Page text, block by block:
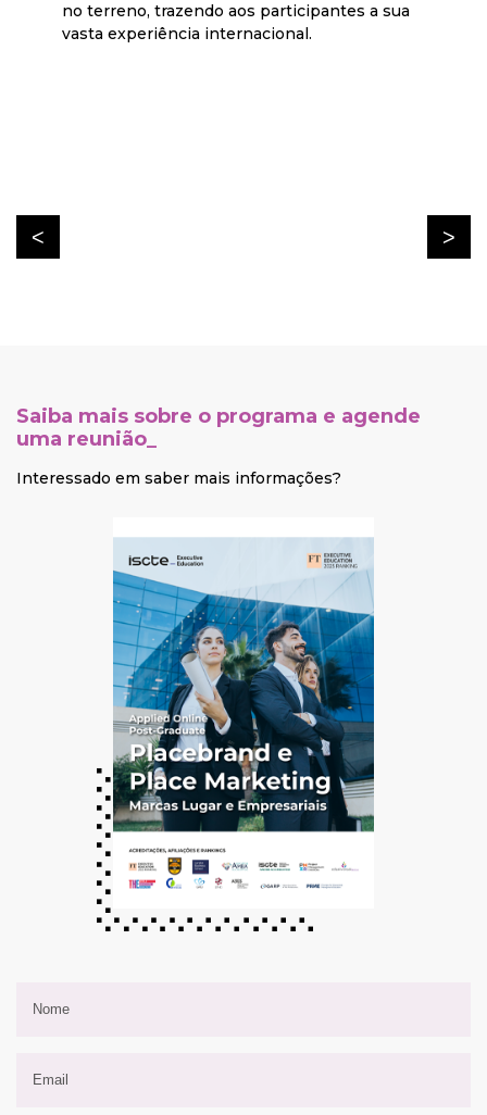
no terreno, trazendo aos participantes a sua
vasta experiência internacional.
Saiba mais sobre o programa e agende
uma reunião_
Interessado em saber mais informações?